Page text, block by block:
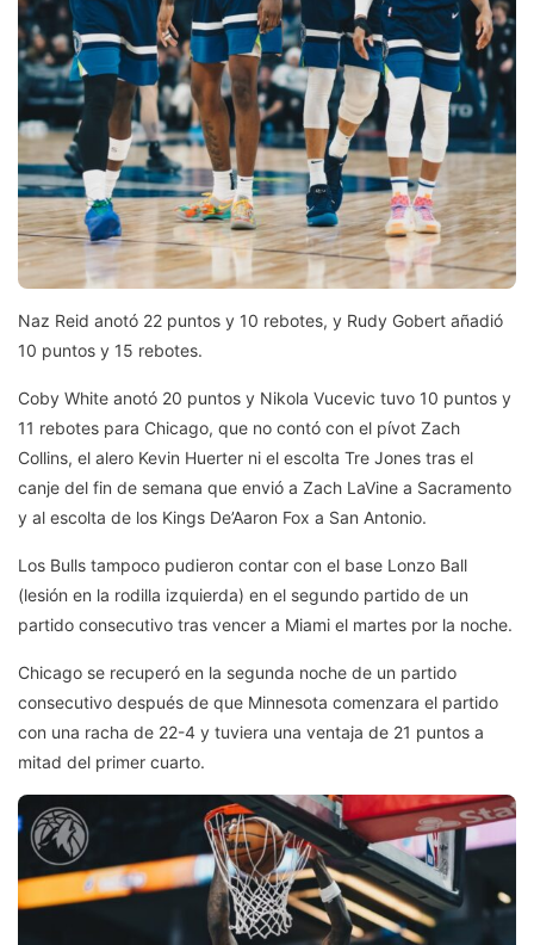
Naz Reid anotó 22 puntos y 10 rebotes, y Rudy Gobert añadió
10 puntos y 15 rebotes.
Coby White anotó 20 puntos y Nikola Vucevic tuvo 10 puntos y
11 rebotes para Chicago, que no contó con el pívot Zach
Collins, el alero Kevin Huerter ni el escolta Tre Jones tras el
canje del fin de semana que envió a Zach LaVine a Sacramento
y al escolta de los Kings De’Aaron Fox a San Antonio.
Los Bulls tampoco pudieron contar con el base Lonzo Ball
(lesión en la rodilla izquierda) en el segundo partido de un
partido consecutivo tras vencer a Miami el martes por la noche.
Chicago se recuperó en la segunda noche de un partido
consecutivo después de que Minnesota comenzara el partido
con una racha de 22-4 y tuviera una ventaja de 21 puntos a
mitad del primer cuarto.